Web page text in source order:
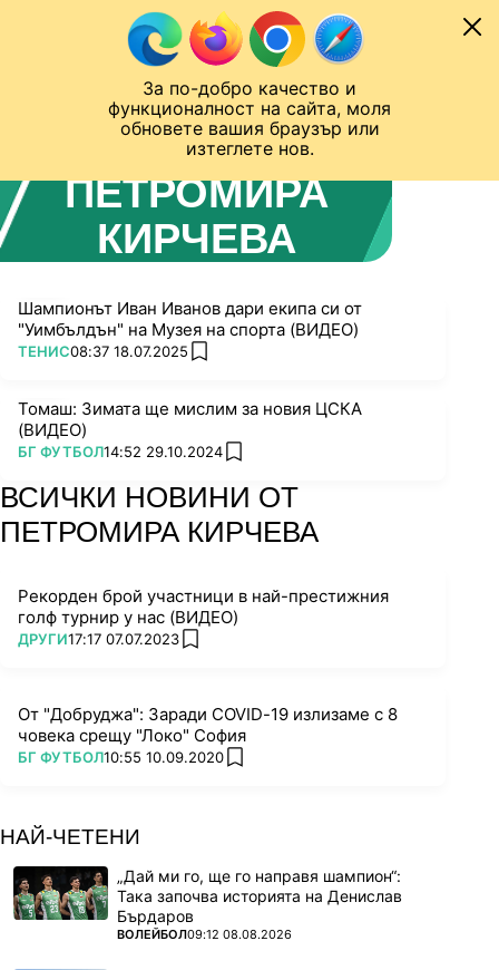
За по-добро качество и
функционалност на сайта, моля
обновете вашия браузър или
изтеглете нов.
Към съдържанието
Лига на Конференциите
ПЕТРОМИРА
КИРЧЕВА
Шампионът Иван Иванов дари екипа си от
"Уимбълдън" на Музея на спорта (ВИДЕО)
ПОВЕЧЕ ОТ
ТЕНИС08:37 18.07.2025 add favorites
Томаш: Зимата ще мислим за новия ЦСКА
(ВИДЕО)
ПОВЕЧЕ ОТ
БГ ФУТБОЛ14:52 29.10.2024 add favorites
ВСИЧКИ НОВИНИ ОТ
ПЕТРОМИРА КИРЧЕВА
Рекорден брой участници в най-престижния
голф турнир у нас (ВИДЕО)
ПОВЕЧЕ ОТ
ДРУГИ17:17 07.07.2023 add favorites
От "Добруджа": Заради COVID-19 излизаме с 8
човека срещу "Локо" София
ПОВЕЧЕ ОТ
БГ ФУТБОЛ10:55 10.09.2020 add favorites
НАЙ-ЧЕТЕНИ
„Дай ми го, ще го направя шампион“:
Така започва историята на Денислав
Бърдаров
ПОВЕЧЕ ОТ
ВОЛЕЙБОЛ09:12 08.08.2026